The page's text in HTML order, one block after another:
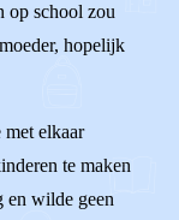
op school zou
hopelijk
met elkaar
te maken
en wilde geen